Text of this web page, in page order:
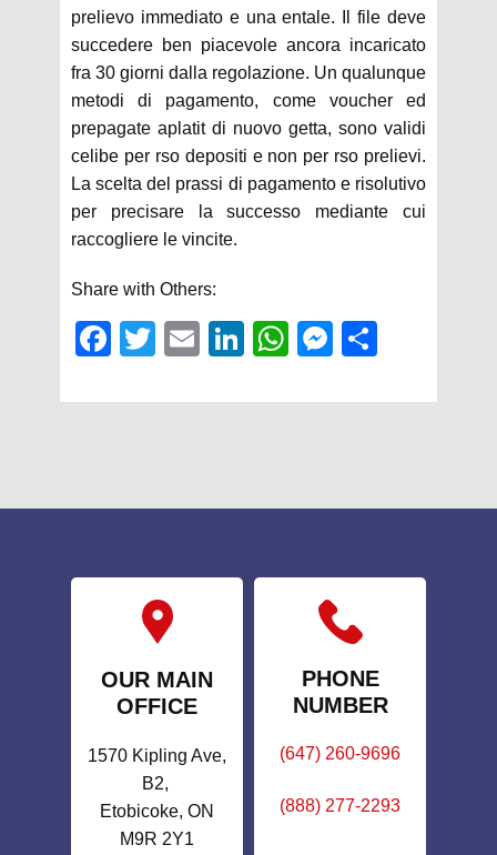
prelievo immediato e una entale. Il file deve
succedere ben piacevole ancora incaricato
fra 30 giorni dalla regolazione. Un qualunque
metodi di pagamento, come voucher ed
prepagate aplatit di nuovo getta, sono validi
celibe per rso depositi e non per rso prelievi.
La scelta del prassi di pagamento e risolutivo
per precisare la successo mediante cui
raccogliere le vincite.
Share with Others:
Fac
Twit
Em
Link
Wh
Mes
OUR MAIN
OFFICE
1570 Kipling Ave,
B2,
Etobicoke, ON
M9R 2Y1
PHONE
NUMBER
(647) 260-9696
(888) 277-2293